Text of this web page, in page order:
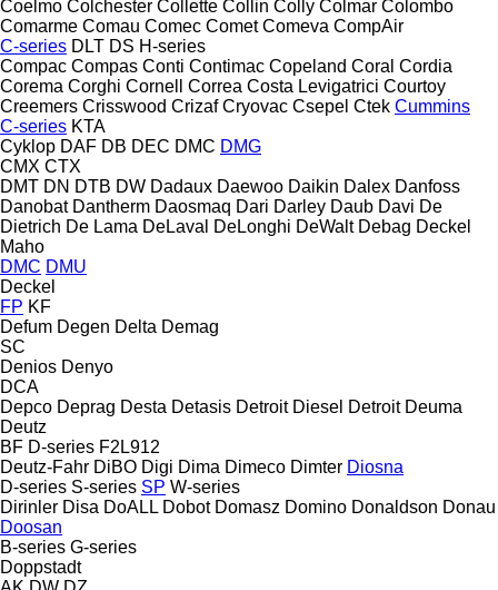
Coelmo Colchester Collette Collin Colly Colmar Colombo
Comarme Comau Comec Comet Comeva CompAir
C-series DLT DS H-series
Compac Compas Conti Contimac Copeland Coral Cordia
Corema Corghi Cornell Correa Costa Levigatrici Courtoy
Creemers Crisswood Crizaf Cryovac Csepel Ctek Cummins
C-series KTA
Cyklop DAF DB DEC DMC DMG
CMX CTX
DMT DN DTB DW Dadaux Daewoo Daikin Dalex Danfoss
Danobat Dantherm Daosmaq Dari Darley Daub Davi De
Dietrich De Lama DeLaval DeLonghi DeWalt Debag Deckel
Maho
DMC DMU
Deckel
FP KF
Defum Degen Delta Demag
SC
Denios Denyo
DCA
Depco Deprag Desta Detasis Detroit Diesel Detroit Deuma
Deutz
BF D-series F2L912
Deutz-Fahr DiBO Digi Dima Dimeco Dimter Diosna
D-series S-series SP W-series
Dirinler Disa DoALL Dobot Domasz Domino Donaldson Donau
Doosan
B-series G-series
Doppstadt